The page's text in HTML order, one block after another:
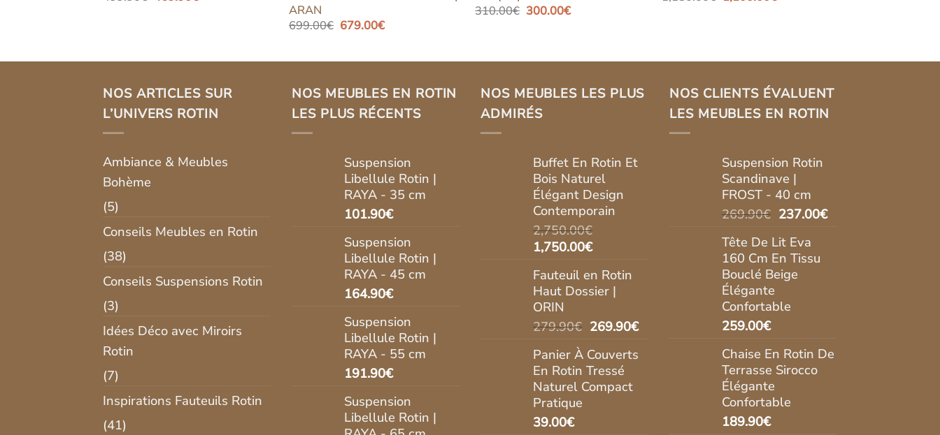
ARAN
699.00€ Le
était :
679.00€Le
est :
310.00€ Le
300.00€Le prix
NOS ARTICLES SUR
L’UNIVERS ROTIN
Ambiance & Meubles
Bohème
(5)
Conseils Meubles en Rotin
(38)
Conseils Suspensions Rotin
(3)
Idées Déco avec Miroirs
Rotin
(7)
Inspirations Fauteuils Rotin
(41)
NOS MEUBLES EN ROTIN
LES PLUS RÉCENTS
Suspension
Libellule Rotin |
RAYA - 35 cm
101.90€
Suspension
Libellule Rotin |
RAYA - 45 cm
164.90€
Suspension
Libellule Rotin |
RAYA - 55 cm
191.90€
Suspension
Libellule Rotin |
NOS MEUBLES LES PLUS
ADMIRÉS
Buffet En Rotin Et
Bois Naturel
Élégant Design
Contemporain
2,750.00€
Le
initial
était :
2,750.00€.
1,750.00€Le
actuel
est :
Fauteuil en Rotin
Haut Dossier |
ORIN
279.90€ Le
initial
était :
279.90€.
269.90€Le
actuel
Panier À Couverts
En Rotin Tressé
Naturel Compact
Pratique
39.00€
NOS CLIENTS ÉVALUENT
LES MEUBLES EN ROTIN
Suspension Rotin
Scandinave |
FROST - 40 cm
269.90€ Le
initial
était :
269.90€.
237.00€Le
Tête De Lit Eva
160 Cm En Tissu
Bouclé Beige
Élégante
Confortable
259.00€
Chaise En Rotin De
Terrasse Sirocco
Élégante
Confortable
189.90€